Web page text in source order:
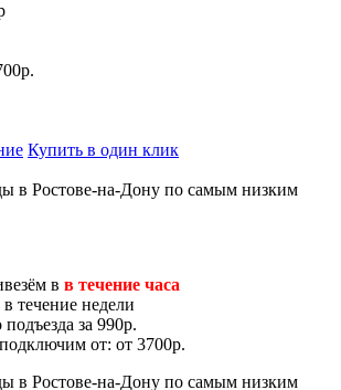
Купить в один клик
в в течение часа
течение недели
за 990р.
от: от 3700р.